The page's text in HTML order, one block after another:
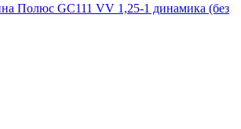
Полюс GC111 VV 1,25-1 динамика (без